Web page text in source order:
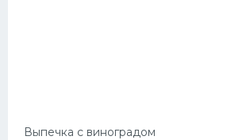
Выпечка с виноградом